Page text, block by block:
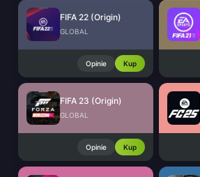
FIFA 22 (Origin)
GLOBAL
Opinie Kup
FIFA 23 (Origin)
GLOBAL
Opinie Kup